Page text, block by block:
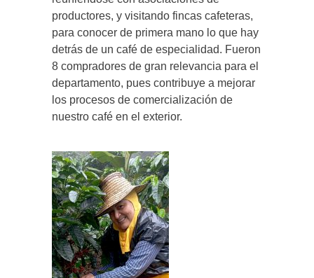
productores, y visitando fincas cafeteras,
para conocer de primera mano lo que hay
detrás de un café de especialidad. Fueron
8 compradores de gran relevancia para el
departamento, pues contribuye a mejorar
los procesos de comercialización de
nuestro café en el exterior.